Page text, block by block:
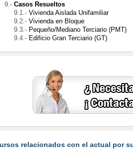
Casos Resueltos
Vivienda Aislada Unifamiliar
Vivienda en Bloque
Pequeño/Mediano Terciario (PMT)
Edificio Gran Terciario (GT)
relacionados con el actual por